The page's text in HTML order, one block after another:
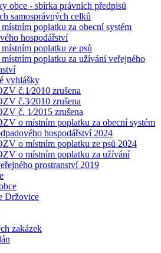
obce - sbírka právních předpisů
samosprávných celků
poplatku za obecní systém
hospodářství
poplatku ze psů
poplatku za užívání veřejného
vyhlášky
č.1⁄2010 zrušena
č.3⁄2010 zrušena
č. 1⁄2015 zrušena
o místním poplatku za obecní systém
hospodářství 2024
o místním poplatku ze psů 2024
o místním poplatku za užívání
prostranství 2019
Držovice
zakázek